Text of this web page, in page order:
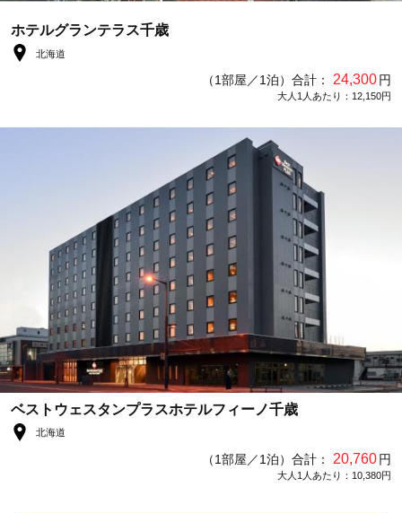
ホテルグランテラス千歳
北海道
（1部屋／1泊）合計： 24,300円
大人1人あたり：12,150円
ベストウェスタンプラスホテルフィーノ千歳
北海道
（1部屋／1泊）合計： 20,760円
大人1人あたり：10,380円